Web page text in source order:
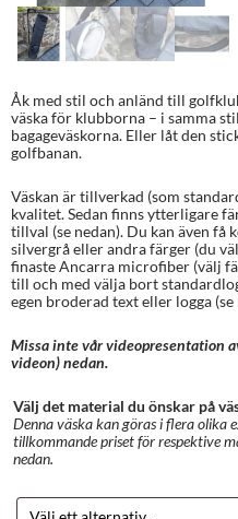
Åk med stil och anländ till
väska för klubborna – i samma
bagageväskorna. Eller låt den
golfbanan.
Väskan är tillverkad (som
kvalitet. Sedan finns ytterligare
tillval (se nedan). Du kan även få
silvergrå eller andra färger (du
finaste Ancarra microfiber (välj
till och med välja bort
egen broderad text eller logga (se
Missa inte vår videopresentation
videon) nedan.
Välj det material du önskar på
Denna väska kan göras i flera olika
tillkommande priset för respektive
nedan.